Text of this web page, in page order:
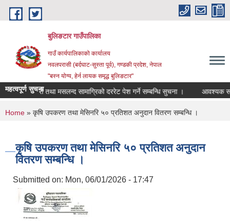
Skip to main content
बुलिङटार गाउँपालिका
गाउँ कार्यपालिकाको कार्यालय
नवलपरासी (बर्दघाट-सुस्ता पूर्व), गण्डकी प्रदेश, नेपाल
"बस्न योग्य, हेर्न लायक समृद्ध बुलिङटार"
महत्वपूर्ण सुचना
स्टेशनरी तथा मसलन्द सामाग्रिको दररेट पेश गर्ने सम्बन्धि सुचना । आवश्यक
You are here
Home » कृषि उपकरण तथा मेसिनरि ५० प्रतिशत अनुदान वितरण सम्बन्धि ।
कृषि उपकरण तथा मेसिनरि ५० प्रतिशत अनुदान
वितरण सम्बन्धि ।
Submitted on: Mon, 06/01/2026 - 17:47